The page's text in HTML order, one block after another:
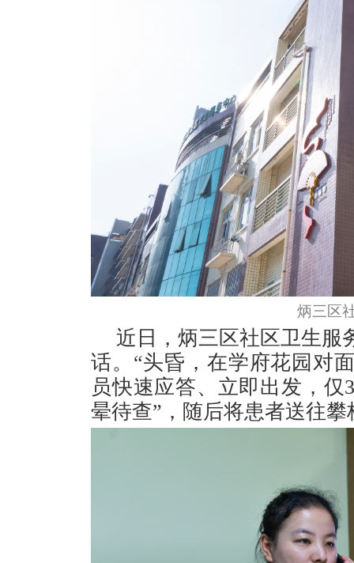
炳三区
近日，炳三区社区卫生服
话。“头昏，在学府花园对
员快速应答、立即出发，
晕待查”，随后将患者送往